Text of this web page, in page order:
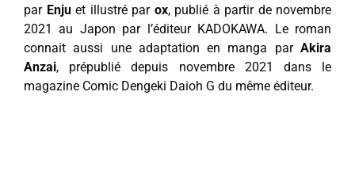
par Enjuet illustré par ox, publié à partir de novembre
2021 au Japon par l’éditeur KADOKAWA. Le roman
connait aussi une adaptation en manga par Akira
Anzai, prépublié depuis novembre 2021 dans le
magazine Comic Dengeki Daioh G du même éditeur.